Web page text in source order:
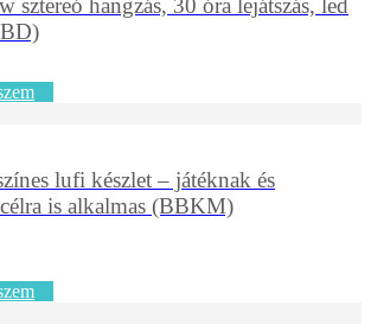
lufi készlet – játéknak és
is alkalmas (BBKM)